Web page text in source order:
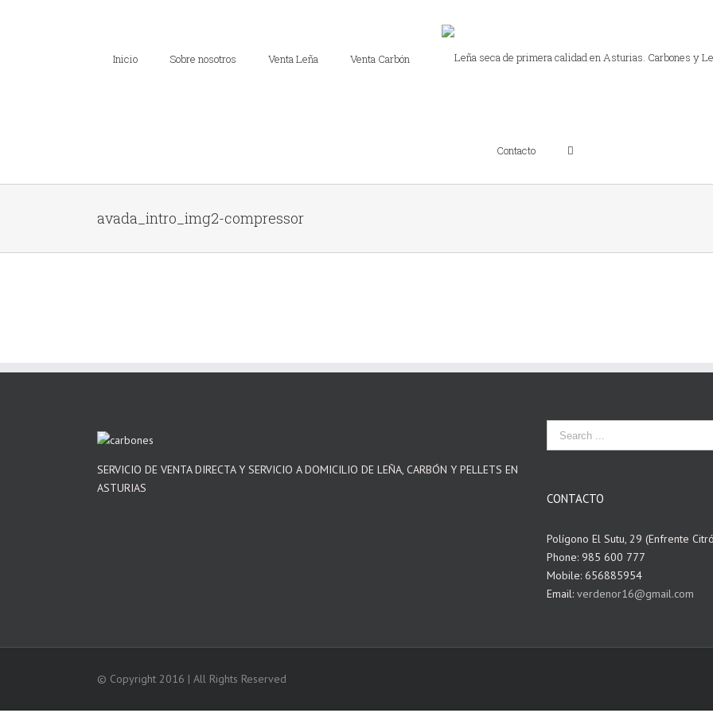
Inicio Sobre nosotros Venta Leña Venta Carbón
Contacto
avada_intro_img2-compressor
SERVICIO DE VENTA DIRECTA Y SERVICIO A DOMICILIO DE LEÑA, CARBÓN Y PELLETS EN
ASTURIAS
CONTACTO
Polígono El Sutu, 29 (Enfrente
Phone: 985 600 777
Mobile: 656885954
Email: verdenor16@gmail.com
© Copyright 2016 | All Rights Reserved